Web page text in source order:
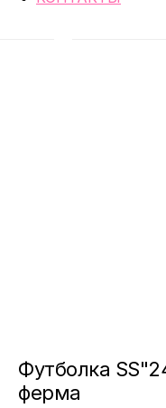
Футболка
ферма